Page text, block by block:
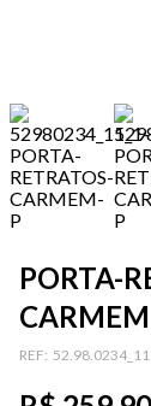
PORTA-
: 52.98.0234_11